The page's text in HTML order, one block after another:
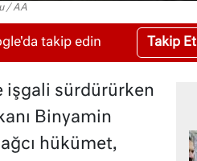
/ AA
takip edin Takip Et
işgali sürdürürken
Binyamin
hükümet,